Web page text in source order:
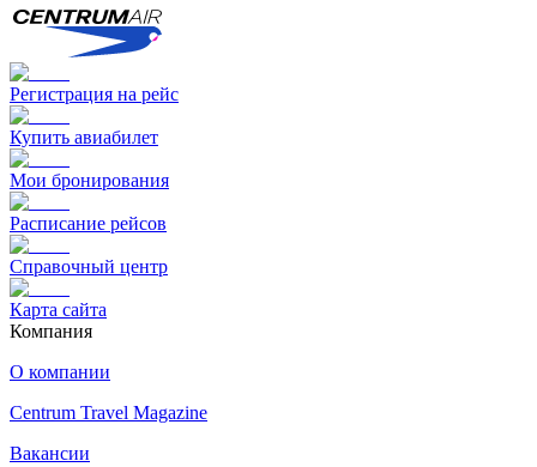
Регистрация на рейс
Купить авиабилет
Мои бронирования
Расписание рейсов
Справочный центр
Карта сайта
Компания
О компании
Centrum Travel Magazine
Вакансии